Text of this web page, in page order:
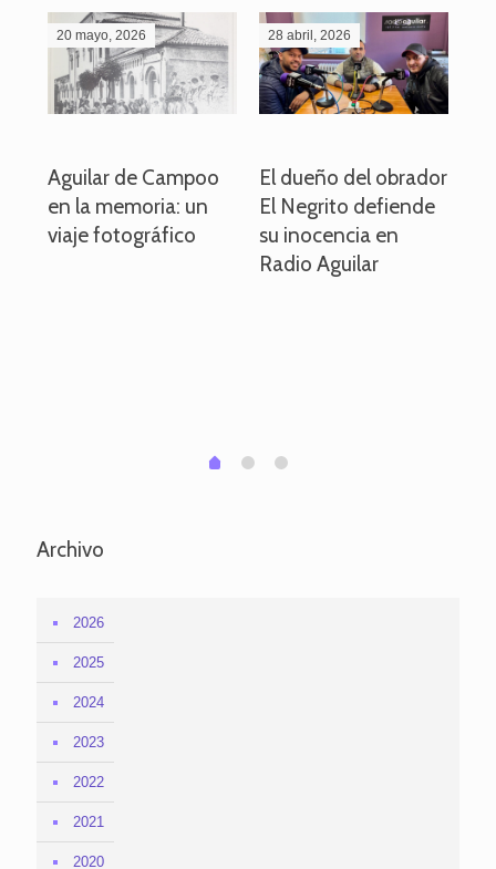
20 mayo, 2026
Aguilar de Campoo
en la memoria: un
viaje fotográfico
28 abril, 2026
El dueño del obrador
El Negrito defiende
su inocencia en
Radio Aguilar
0 1 2
Archivo
2026
2025
2024
2023
2022
2021
2020